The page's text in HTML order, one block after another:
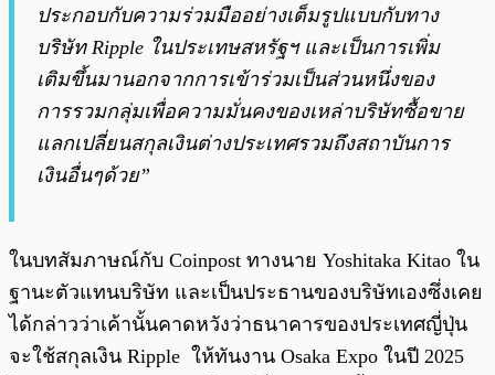
ประกอบกับความร่วมมืออย่างเต็มรูปแบบกับทาง
บริษัท Ripple ในประเทษสหรัฐฯ และเป็นการเพิ่ม
เติมขึ้นมานอกจากการเข้าร่วมเป็นส่วนหนึ่งของ
การรวมกลุ่มเพื่อความมั่นคงของเหล่าบริษัทซื้อขาย
แลกเปลี่ยนสกุลเงินต่างประเทศรวมถึงสถาบันการ
เงินอื่นๆด้วย”
ในบทสัมภาษณ์กับ Coinpost ทางนาย Yoshitaka Kitao ใน
ฐานะตัวแทนบริษัท และเป็นประธานของบริษัทเองซึ่งเคย
ได้กล่าวว่าเค้านั้นคาดหวังว่าธนาคารของประเทศญี่ปุ่น
จะใช้สกุลเงิน Ripple ให้ทันงาน Osaka Expo ในปี 2025